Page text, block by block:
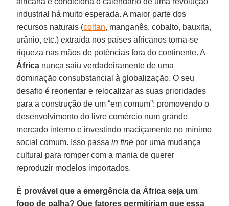
industrial há muito esperada. A maior parte dos
recursos naturais (coltan, manganês, cobalto, bauxita,
urânio, etc.) extraída nos países africanos torna-se
riqueza nas mãos de potências fora do continente. A
África nunca saiu verdadeiramente de uma
dominação consubstancial à globalização. O seu
desafio é reorientar e relocalizar as suas prioridades
para a construção de um “em comum”: promovendo o
desenvolvimento do livre comércio num grande
mercado interno e investindo maciçamente no mínimo
social comum. Isso passain fine por uma mudança
cultural para romper com a mania de querer
reproduzir modelos importados.
É provável que a emergência da África seja um
fogo de palha? Que fatores permitiriam que essa